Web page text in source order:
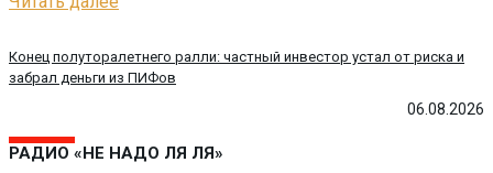
06.08.2026
Конец полуторалетнего ралли: частный инвестор устал от риска и
забрал деньги из ПИФов
РАДИО «НЕ НАДО ЛЯ ЛЯ»